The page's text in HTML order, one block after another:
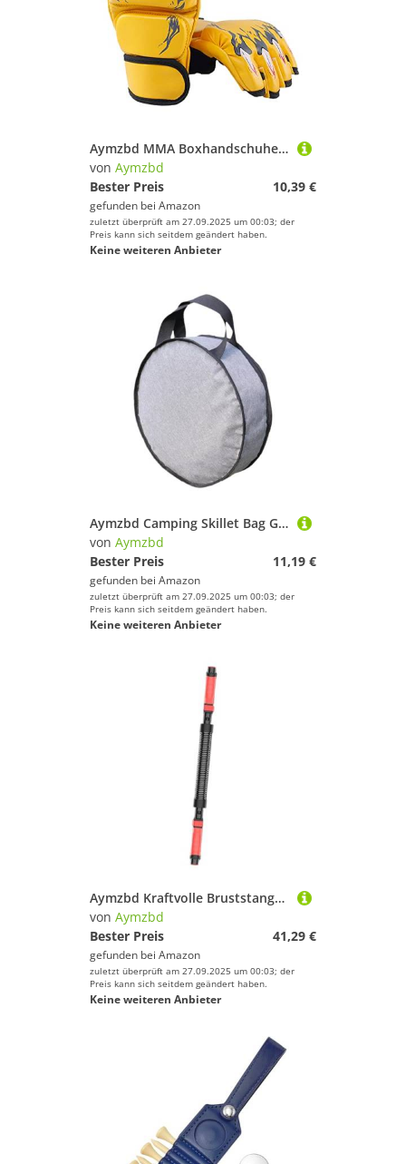
Aymzbd MMA Boxhandschuhe, Atmungsaktiver Schutz, Langlebig, Halbfinger, Halbhandschuhe für Männer, Frauen Und Erwachsene, Boxsacktraining, Kickboxen,
von Aymzbd
Bester Preis
10,39 €
gefunden bei Amazon
zuletzt überprüft am 27.09.2025 um 00:03; der
Preis kann sich seitdem geändert haben.
Keine weiteren Anbieter
Aymzbd Camping Skillet Bag Grillpfannen Tasche Kochgeschirr Organizer Oxford Stoff Tragetasche mit Reißverschluss Handgriff für BBQ Reisen Camping Strand, 40cmx10cm
von Aymzbd
Bester Preis
11,19 €
gefunden bei Amazon
zuletzt überprüft am 27.09.2025 um 00:03; der
Preis kann sich seitdem geändert haben.
Keine weiteren Anbieter
Aymzbd Kraftvolle Bruststange für Effektives Oberkörpertraining, 30kg
von Aymzbd
Bester Preis
41,29 €
gefunden bei Amazon
zuletzt überprüft am 27.09.2025 um 00:03; der
Preis kann sich seitdem geändert haben.
Keine weiteren Anbieter